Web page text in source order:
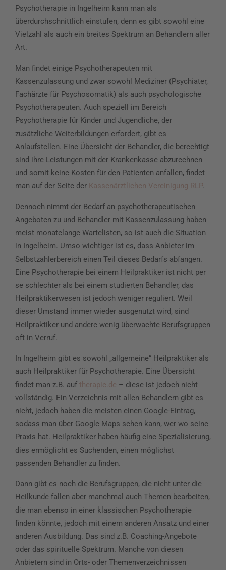
Psychotherapie in Ingelheim kann man als
überdurchschnittlich einstufen, denn es gibt sowohl eine
Vielzahl als auch ein breites Spektrum an Behandlern aller
Art.
Man findet einige Psychotherapeuten mit
Kassenzulassung und zwar sowohl Mediziner (Psychiater,
Fachärzte für Psychosomatik) als auch psychologische
Psychotherapeuten. Auch speziell im Bereich
Psychotherapie für Kinder und Jugendliche, der
zusätzliche Weiterbildungen erfordert, gibt es
Anlaufstellen. Eine Übersicht der Behandler, die berechtigt
sind ihre Leistungen mit der Krankenkasse abzurechnen
und somit keine Kosten für den Patienten anfallen, findet
man auf der Seite der Kassenärztlichen Vereinigung RLP.
Dennoch nimmt der Bedarf an psychotherapeutischen
Angeboten zu und Behandler mit Kassenzulassung haben
meist monatelange Wartelisten, so ist auch die Situation
in Ingelheim. Umso wichtiger ist es, dass Anbieter im
Selbstzahlerbereich einen Teil dieses Bedarfs abfangen.
Eine Psychotherapie bei einem Heilpraktiker ist nicht per
se schlechter als bei einem studierten Behandler, das
Heilpraktikerwesen ist jedoch weniger reguliert. Weil
dieser Umstand immer wieder ausgenutzt wird, sind
Heilpraktiker und andere wenig überwachte Berufsgruppen
oft in Verruf.
In Ingelheim gibt es sowohl „allgemeine“ Heilpraktiker als
auch Heilpraktiker für Psychotherapie. Eine Übersicht
findet man z.B. auf therapie.de – diese ist jedoch nicht
vollständig. Ein Verzeichnis mit allen Behandlern gibt es
nicht, jedoch haben die meisten einen Google-Eintrag,
sodass man über Google Maps sehen kann, wer wo seine
Praxis hat. Heilpraktiker haben häufig eine Spezialisierung,
dies ermöglicht es Suchenden, einen möglichst
passenden Behandler zu finden.
Dann gibt es noch die Berufsgruppen, die nicht unter die
Heilkunde fallen aber manchmal auch Themen bearbeiten,
die man ebenso in einer klassischen Psychotherapie
finden könnte, jedoch mit einem anderen Ansatz und einer
anderen Ausbildung. Das sind z.B. Coaching-Angebote
oder das spirituelle Spektrum. Manche von diesen
Anbietern sind in Orts- oder Themenverzeichnissen